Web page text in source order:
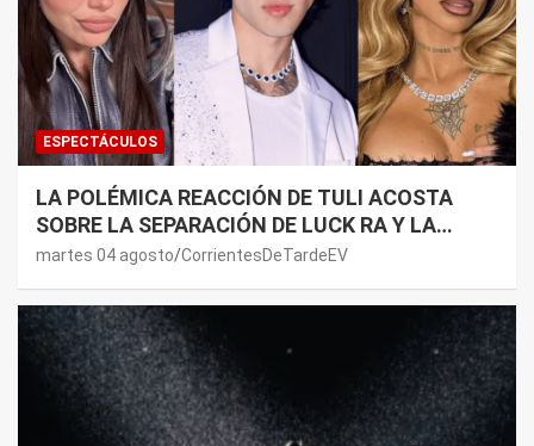
ESPECTÁCULOS
LA POLÉMICA REACCIÓN DE TULI ACOSTA
SOBRE LA SEPARACIÓN DE LUCK RA Y LA
JOAQUI: “¿MI VERDAD?”
martes 04 agosto CorrientesDeTardeEV